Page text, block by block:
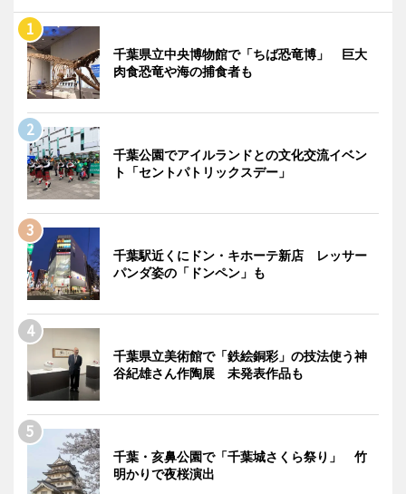
千葉県立中央博物館で「ちば恐竜博」 巨大
肉食恐竜や海の捕食者も
千葉公園でアイルランドとの文化交流イベン
ト「セントパトリックスデー」
千葉駅近くにドン・キホーテ新店 レッサー
パンダ姿の「ドンペン」も
千葉県立美術館で「鉄絵銅彩」の技法使う神
谷紀雄さん作陶展 未発表作品も
千葉・亥鼻公園で「千葉城さくら祭り」 竹
明かりで夜桜演出